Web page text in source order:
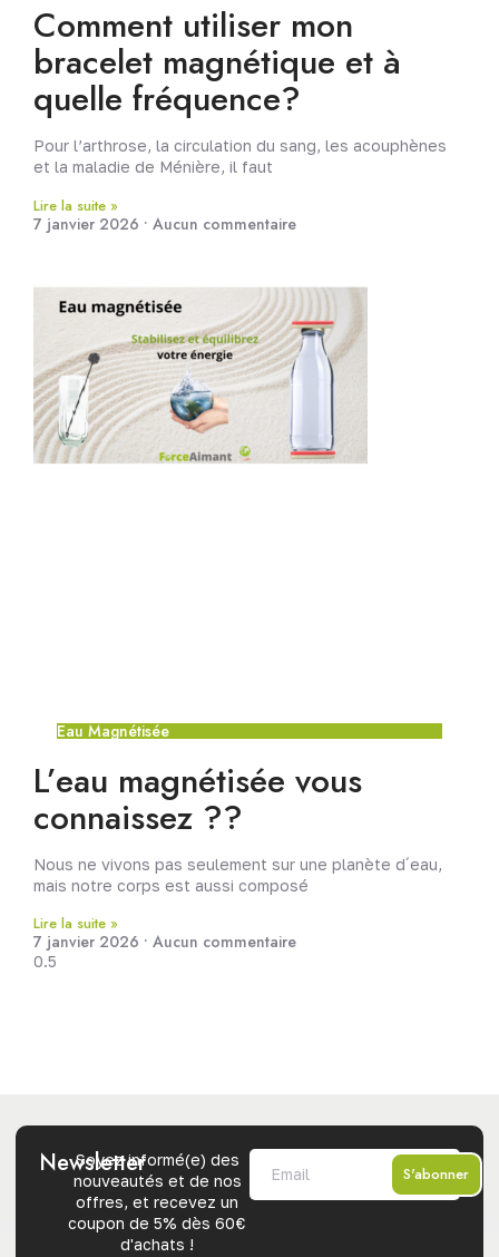
Comment utiliser mon
bracelet magnétique et à
quelle fréquence?
Pour l’arthrose, la circulation du sang, les acouphènes
et la maladie de Ménière, il faut
Lire la suite »
7 janvier 2026 Aucun commentaire
Eau Magnétisée
L’eau magnétisée vous
connaissez ??
Nous ne vivons pas seulement sur une planète d´eau,
mais notre corps est aussi composé
Lire la suite »
7 janvier 2026 Aucun commentaire
Newsletter
Soyez informé(e) des
nouveautés et de nos
offres, et recevez un
coupon de 5% dès 60€
d'achats !
S'abonner